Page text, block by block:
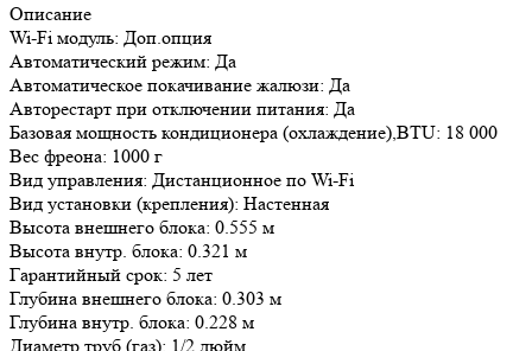
Описание
Wi-Fi модуль: Доп.опция
Автоматический режим: Да
Автоматическое покачивание жалюзи: Да
Авторестарт при отключении питания: Да
Базовая мощность кондиционера (охлаждение),BTU: 18 000
Вес фреона: 1000 г
Вид управления: Дистанционное по Wi-Fi
Вид установки (крепления): Настенная
Высота внешнего блока: 0.555 м
Высота внутр. блока: 0.321 м
Гарантийный срок: 5 лет
Глубина внешнего блока: 0.303 м
Глубина внутр. блока: 0.228 м
Диаметр труб (газ): 1/2 дюйм